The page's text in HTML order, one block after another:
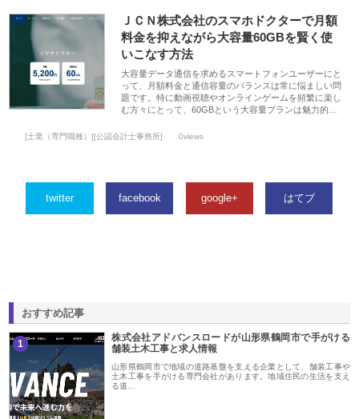
ＪＣＮ株式会社のスマホドクターで月額
料金を抑えながら大容量60GBを賢く使
いこなす方法
大容量データ通信を求めるスマートフォンユーザーにと
って、月額料金と通信容量のバランスは常に悩ましい問
題です。特に動画視聴やオンラインゲームを頻繁に楽し
む方々にとって、60GBという大容量プランは魅力的…
[士業（専門職種）][公認会計士事務所] 0views
twitter facebook google+ はてブ
おすすめ記事
1
株式会社アドバンスロードが山形県鶴岡市で手がける
舗装土木工事と求人情報
山形県鶴岡市で地域の道路基盤を支える企業として、舗装工事や
土木工事を手がける専門会社があります。地域住民の生活を支え
る道…